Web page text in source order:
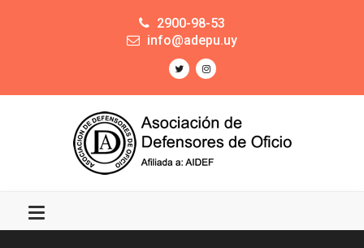
2900-98-53
info@adepu.uy